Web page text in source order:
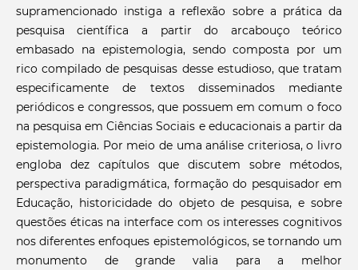
supramencionado instiga a reflexão sobre a prática da
pesquisa científica a partir do arcabouço teórico
embasado na epistemologia, sendo composta por um
rico compilado de pesquisas desse estudioso, que tratam
especificamente de textos disseminados mediante
periódicos e congressos, que possuem em comum o foco
na pesquisa em Ciências Sociais e educacionais a partir da
epistemologia. Por meio de uma análise criteriosa, o livro
engloba dez capítulos que discutem sobre métodos,
perspectiva paradigmática, formação do pesquisador em
Educação, historicidade do objeto de pesquisa, e sobre
questões éticas na interface com os interesses cognitivos
nos diferentes enfoques epistemológicos, se tornando um
monumento de grande valia para a melhor